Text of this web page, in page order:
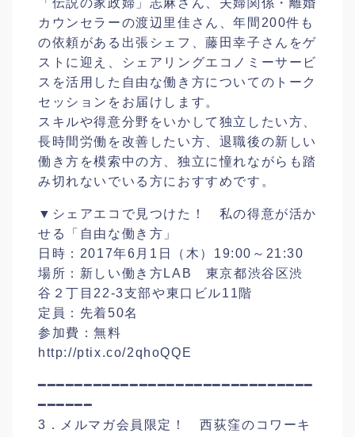
「伝説の家政婦」志麻さん、夫婦関係・離婚
カウンセラーの渡辺里佳さん、年間200件も
の依頼がある出張シェフ、藤田幸子さんをゲ
ストに迎え、シェアリングエコノミーサービ
スを活用した自由な働き方についてのトーク
セッションをお届けします。
スキルや得意分野をいかして独立したい方、
長時間労働を改善したい方、退職後の新しい
働き方を模索中の方、独立に憧れながらも踏
み切れないでいる方におすすめです。
▼シェアエコで見つけた！ 私の得意が活か
せる「自由な働き方」
日時：2017年6月1日（木）19:00～21:30
場所：新しい働き方LAB 東京都渋谷区渋
谷２丁目22-3支部や東口ビル11階
定員：先着50名
参加費：無料
http://ptix.co/2qhoQQE
━━━━━━━━━━━━━━━━━━━━━━━━━━━━━━
━━━━━━
3．メルマガ会員限定！ 西荻窪のコワーキ